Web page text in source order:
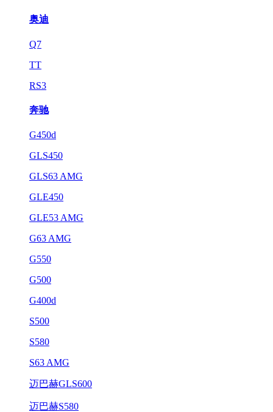
奥迪
Q7
TT
RS3
奔驰
G450d
GLS450
GLS63 AMG
GLE450
GLE53 AMG
G63 AMG
G550
G500
G400d
S500
S580
S63 AMG
迈巴赫GLS600
迈巴赫S580